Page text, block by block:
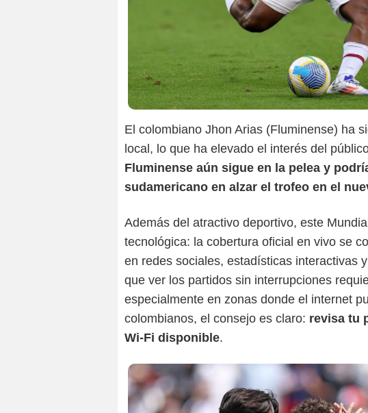
El colombiano Jhon Arias (Fluminense) ha
local, lo que ha elevado el interés del
Fluminense aún sigue en la pelea y
sudamericano en alzar el trofeo en el
Además del atractivo deportivo, este
tecnológica: la cobertura oficial en vivo se
en redes sociales, estadísticas interactivas
que ver los partidos sin interrupciones
especialmente en zonas donde el internet
colombianos, el consejo es claro: revisa tu
Wi-Fi disponible.
Getty Images